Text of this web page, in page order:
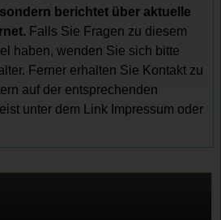
berichtet über aktuelle
Falls Sie Fragen zu diesem
haben, wenden Sie sich bitte
Ferner erhalten Sie Kontakt zu
auf der entsprechenden
unter dem Link Impressum oder